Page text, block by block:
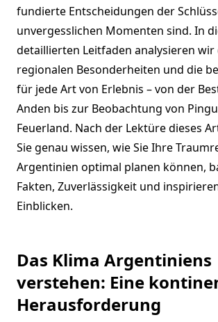
fundierte Entscheidungen der
unvergesslichen Momenten sind. In
detaillierten Leitfaden analysieren wir
regionalen Besonderheiten und die
für jede Art von Erlebnis – von der
Anden bis zur Beobachtung von
Feuerland. Nach der Lektüre dieses
Sie genau wissen, wie Sie Ihre
Argentinien optimal planen können,
Fakten, Zuverlässigkeit und
Einblicken.
Das Klima Argentiniens
verstehen: Eine
Herausforderung